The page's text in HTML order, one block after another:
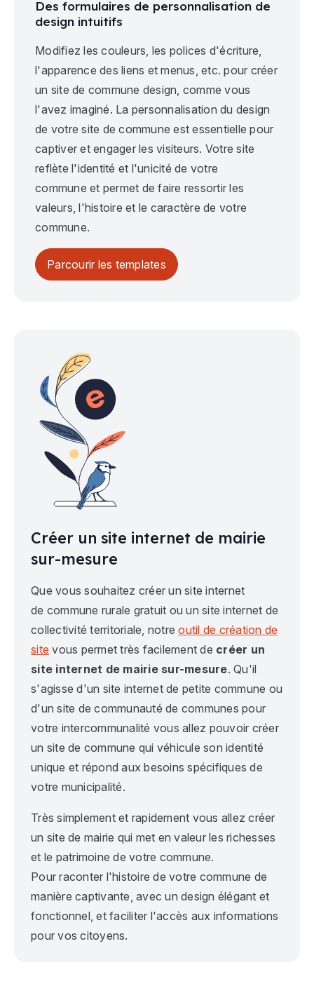
Des formulaires de personnalisation de
design intuitifs
Modifiez les couleurs, les polices d'écriture,
l'apparence des liens et menus, etc. pour créer
un site de commune design, comme vous
l'avez imaginé. La personnalisation du design
de votre site de commune est essentielle pour
captiver et engager les visiteurs. Votre site
reflète l'identité et l'unicité de votre
commune et permet de faire ressortir les
valeurs, l'histoire et le caractère de votre
commune.
Parcourir les templates
Créer un site internet de mairie
sur-mesure
Que vous souhaitez créer un site internet
de commune rurale gratuit ou un site internet de
collectivité territoriale, notreoutil de création de
site vous permet très facilement de créer un
site internet de mairie sur-mesure. Qu'il
s'agisse d'un site internet de petite commune ou
d'un site de communauté de communes pour
votre intercommunalité vous allez pouvoir créer
un site de commune qui véhicule son identité
unique et répond aux besoins spécifiques de
votre municipalité.
Très simplement et rapidement vous allez créer
un site de mairie qui met en valeur les richesses
et le patrimoine de votre commune.
Pour raconter l'histoire de votre commune de
manière captivante, avec un design élégant et
fonctionnel, et faciliter l'accès aux informations
pour vos citoyens.